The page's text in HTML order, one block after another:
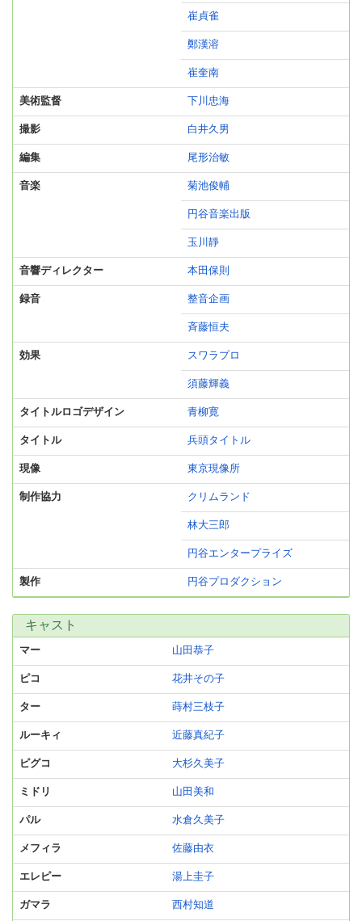
崔貞雀
鄭漢溶
崔奎南
美術監督 下川忠海
撮影 白井久男
編集 尾形治敏
音楽 菊池俊輔
円谷音楽出版
玉川靜
音響ディレクター 本田保則
録音 整音企画
斉藤恒夫
効果 スワラプロ
須藤輝義
タイトルロゴデザイン 青柳寛
タイトル 兵頭タイトル
現像 東京現像所
制作協力 クリムランド
林大三郎
円谷エンタープライズ
製作 円谷プロダクション
キャスト
マー 山田恭子
ピコ 花井その子
ター 蒔村三枝子
ルーキィ 近藤真紀子
ピグコ 大杉久美子
ミドリ 山田美和
パル 水倉久美子
メフィラ 佐藤由衣
エレピー 湯上圭子
ガマラ 西村知道